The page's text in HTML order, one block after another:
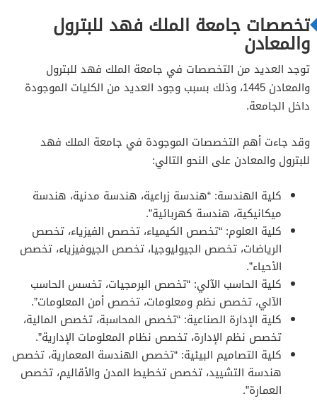
تخصصات جامعة الملك فهد للبترول
والمعادن
توجد العديد من التخصصات في جامعة الملك فهد للبترول
والمعادن 1445، وذلك بسبب وجود العديد من الكليات الموجودة
داخل الجامعة.
وقد جاءت أهم التخصصات الموجودة في جامعة الملك فهد
للبترول والمعادن على النحو التالي:
كلية الهندسة: “هندسة زراعية، هندسة مدنية، هندسة
ميكانيكية، هندسة كهربائية”.
كلية العلوم: “تخصص الكيمياء، تخصص الفيزياء، تخصص
الرياضات، تخصص الجيوليوجيا، تخصص الجيوفيزياء، تخصص
الأحياء”.
كلية الحاسب الآلي: “تخصص البرمجيات، تخسس الحاسب
الآلي، تخصص نظم ومعلومات، تخصص أمن المعلومات”.
كلية الإدارة الصناعية: “تخصص المحاسبة، تخصص المالية،
تخصص نظم الإدارة، تخصص نظام المعلومات الإدارية”.
كلية التصاميم البيئية: “تخصص الهندسة المعمارية، تخصص
هندسة التشييد، تخصص تخطيط المدن والأقاليم، تخصص
العمارة”.